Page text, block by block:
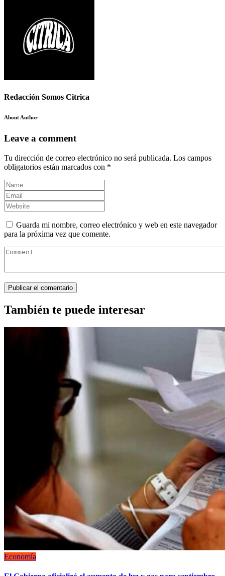
Redacción Somos Citrica
About Author
Leave a comment
Tu dirección de correo electrónico no será publicada. Los campos
obligatorios están marcados con *
Guarda mi nombre, correo electrónico y web en este navegador
para la próxima vez que comente.
También te puede interesar
Economía